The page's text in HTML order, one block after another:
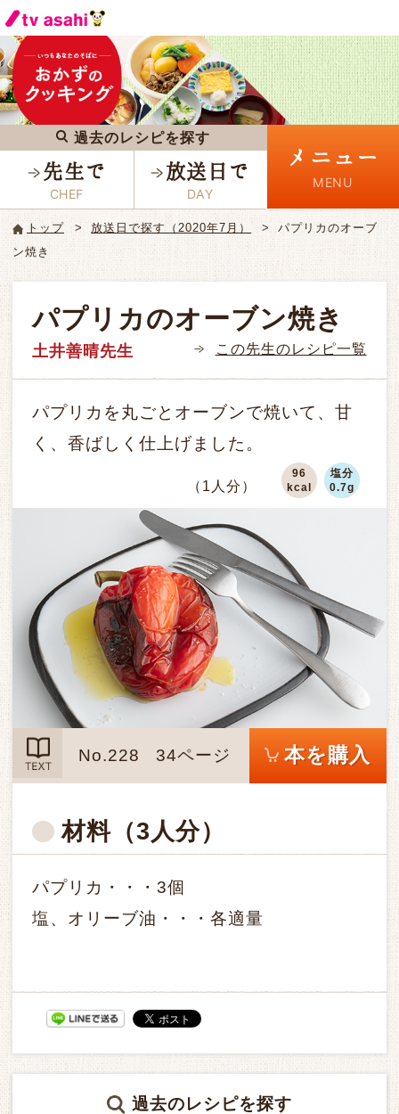
過去のレシピを探す
先生で 放送日で
メニュー
トップ 放送日で探す（2020年7月）
パプリカのオーブ
ン焼き
パプリカのオーブン焼き
土井善晴先生 この先生のレシピ一覧
パプリカを丸ごとオーブンで焼いて、甘
く、香ばしく仕上げました。
96
kcal
塩分
0.7g
（1人分）
TEXT
No.228 34ページ 本を購入
材料 （3人分）
パプリカ・・・3個
塩、オリーブ油・・・各適量
過去のレシピを探す